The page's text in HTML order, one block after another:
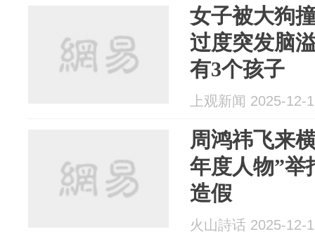
女子被大狗
过度突发脑
有3个孩子
上观新闻 2025-12-
周鸿祎飞来
年度人物”举
造假
火山詩话 2025-12-